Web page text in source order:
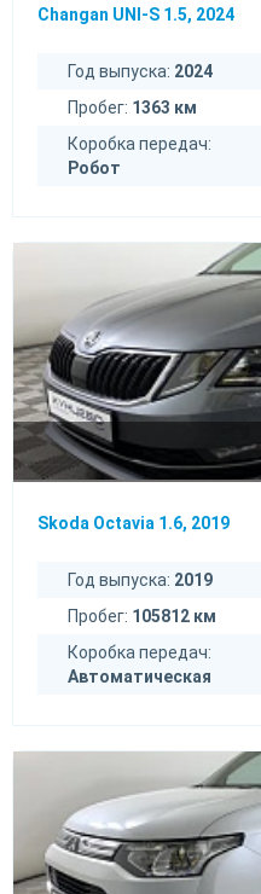
Changan UNI-S 1.5, 2024
Год выпуска: 2024
Пробег: 1363 км
Коробка передач:
Робот
Skoda Octavia 1.6, 2019
Год выпуска: 2019
Пробег: 105812 км
Коробка передач:
Автоматическая